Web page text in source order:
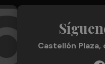
Castellón